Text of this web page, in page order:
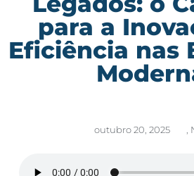
para a
Eficiência nas
outubro 20, 2025